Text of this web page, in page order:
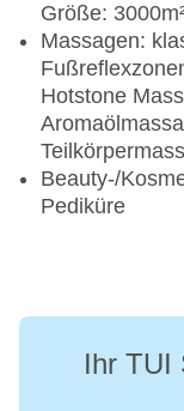
Größe:
Massagen:
Hotstone
Beauty-/
Pediküre
Ihr TUI